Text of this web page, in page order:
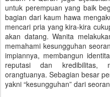
untuk perempuan yang baik
bagian dari kaum hawa
mencari pria yang kira-kira
akan datang. Wanita
memahami kesungguhan
impiannya, membangun
reputasi dan kredibilitas,
orangtuanya. Sebagian besar
yakni “kesungguhan” dari